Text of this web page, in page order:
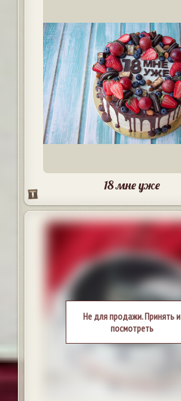
18 мне уже
Не для продажи. Принять и
посмотреть